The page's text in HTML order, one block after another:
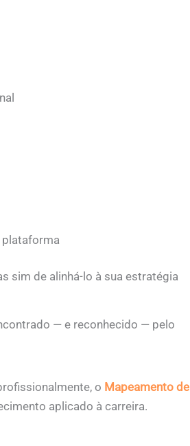
plataforma
sim de alinhá-lo à sua estratégia
— e reconhecido — pelo
o Mapeamento de
aplicado à carreira.